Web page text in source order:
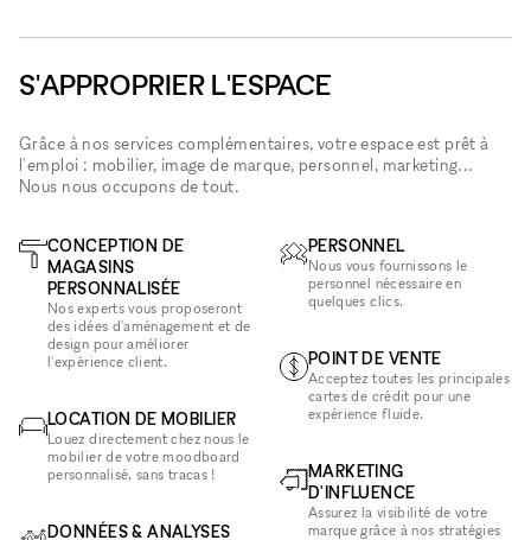
S'APPROPRIER L'ESPACE
Grâce à nos services complémentaires, votre espace est prêt à
l'emploi : mobilier, image de marque, personnel, marketing...
Nous nous occupons de tout.
CONCEPTION DE
MAGASINS
PERSONNALISÉE
Nos experts vous proposeront
des idées d'aménagement et de
design pour améliorer
l'expérience client.
LOCATION DE MOBILIER
Louez directement chez nous le
mobilier de votre moodboard
personnalisé, sans tracas !
DONNÉES & ANALYSES
PERSONNEL
Nous vous fournissons le
personnel nécessaire en
quelques clics.
POINT DE VENTE
Acceptez toutes les principales
cartes de crédit pour une
expérience fluide.
MARKETING
D'INFLUENCE
Assurez la visibilité de votre
marque grâce à nos stratégies